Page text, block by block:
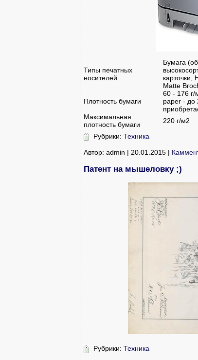
Типы печатных
носителей
Бумага
карточки,
Matte
Плотность бумаги
60 - 176 г/
paper - до
Максимальная
плотность бумаги
220 г/м2
Рубрики: Техника
Автор: admin | 20.01.2015 |
Патент на мышеловку ;)
Рубрики: Техника